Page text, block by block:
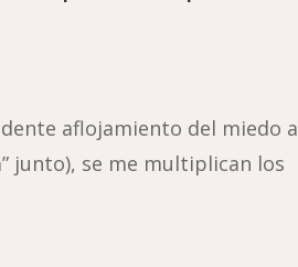
aflojamiento del miedo a
junto), se me multiplican los